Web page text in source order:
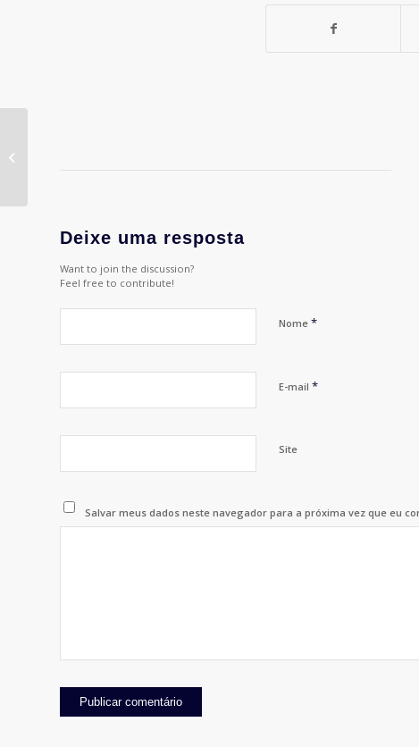
Deixe uma resposta
Want to join the discussion?
Feel free to contribute!
Nome *
E-mail *
Site
Salvar meus dados neste navegador para a próxima vez que eu